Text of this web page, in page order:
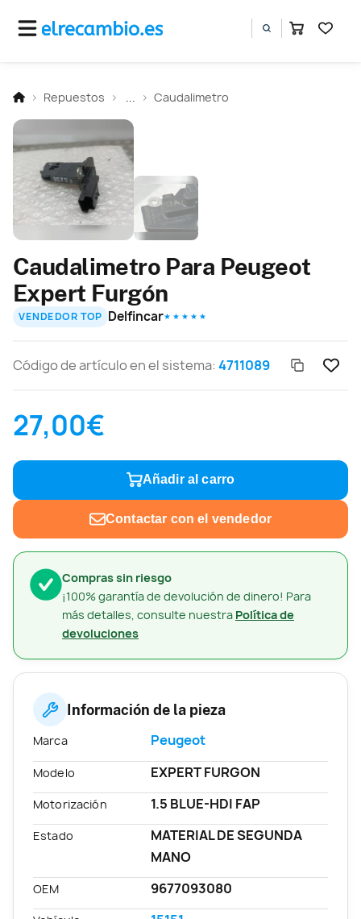
Repuestos Caudalimetro
Compras sin riesgo
¡100% garantía de devolución de dinero! Para
más detalles, consulte nuestra Política de
devoluciones
Caudalimetro Para Peugeot
Expert Furgón
VENDEDOR TOP Delfincar★ ★ ★ ★ ★
Código de artículo en el sistema:4711089
27,00€
Añadir al carro
Contactar con el vendedor
Información de la pieza
Marca Peugeot
Modelo EXPERT FURGON
Motorización 1.5 BLUE-HDI FAP
Estado
MATERIAL DE SEGUNDA
MANO
OEM 9677093080